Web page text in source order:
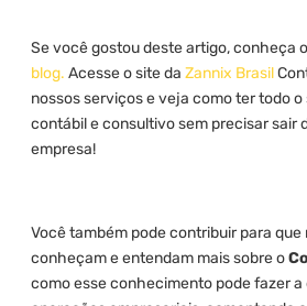
Se você gostou deste artigo, conheça
blog. Acesse o site da Zannix Brasil
nossos serviços e veja como ter todo
contábil e consultivo sem precisar sair
empresa!
Você também pode contribuir para que
conheçam e entendam mais sobre o
como esse conhecimento pode fazer